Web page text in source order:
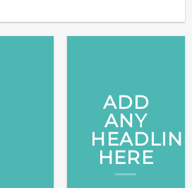
ADD
ANY
HERE